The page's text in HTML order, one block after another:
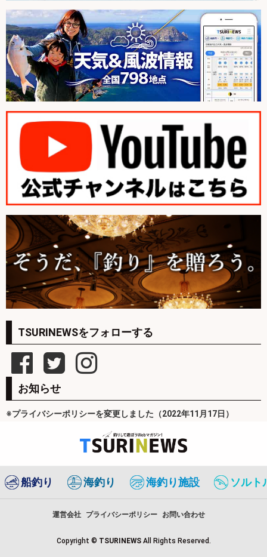
TSURINEWSをフォローする
お知らせ
※プライバシーポリシーを変更しました（2022年11月17日）
船釣り 海釣り 海釣り施設 ソルト
運営会社 プライバシーポリシー お問い合わせ
Copyright © TSURINEWS All Rights Reserved.